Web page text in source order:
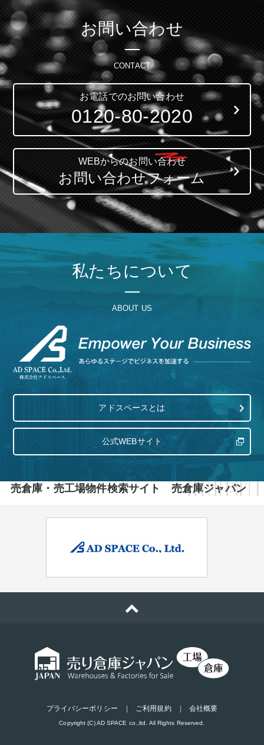
お問い合わせ
CONTACT
お電話でのお問い合わせ
0120-80-2020
WEBからのお問い合わせ
お問い合わせフォーム
私たちについて
ABOUT US
アドスペースとは
公式WEBサイト
売倉庫・売工場物件検索サイト 売倉庫ジャパン
プライバシーポリシー ご利用規約 会社概要
Copyright (C) AD SPACE co.,ltd. All Rights Reserved.